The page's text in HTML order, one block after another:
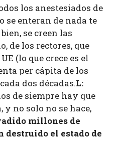
los anestesiados de
se enteran de nada te
se creen las
de los rectores, que
(lo que crece es el
per cápita de los
dos décadas.L:
de siempre hay que
no solo no se hace,
millones de
destruido el estado de